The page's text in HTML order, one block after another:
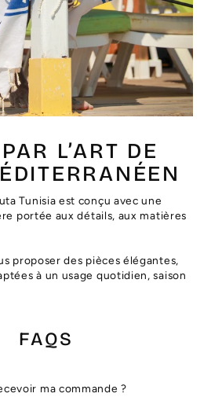
L’ART DE
Tunisia est conçu avec une
portée aux détails, aux matières
proposer des pièces élégantes,
à un usage quotidien, saison
FAQS
ma commande ?